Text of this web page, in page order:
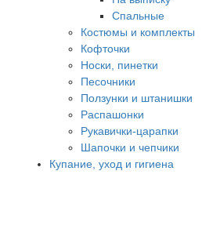
Спальные
Костюмы и комплекты
Кофточки
Носки, пинетки
Песочники
Ползунки и штанишки
Распашонки
Рукавички-царапки
Шапочки и чепчики
Купание, уход и гигиена